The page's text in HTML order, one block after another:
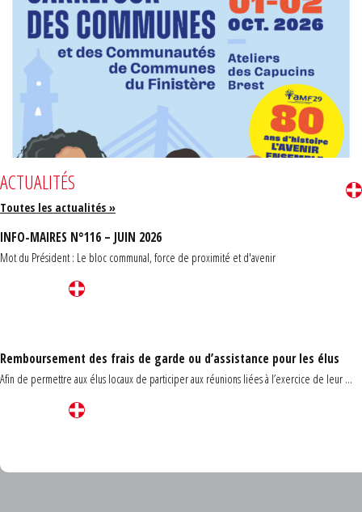
ACTUALITÉS
Toutes les actualités »
INFO-MAIRES N°116 – JUIN 2026
Mot du Président : Le bloc communal, force de proximité et d'avenir
Remboursement des frais de garde ou d’assistance pour les élus
Afin de permettre aux élus locaux de participer aux réunions liées à l’exercice de leur ...